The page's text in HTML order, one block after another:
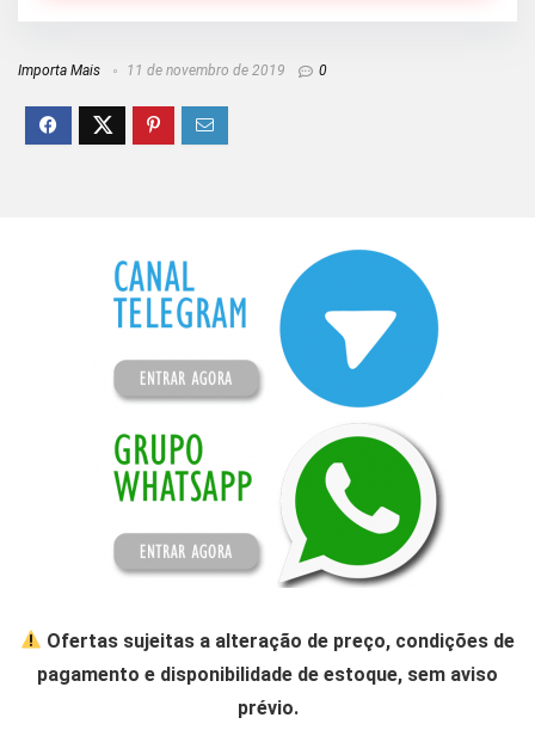
Importa Mais 11 de novembro de 2019 0
Ofertas sujeitas a alteração de preço, condições de
pagamento e disponibilidade de estoque, sem aviso
prévio.